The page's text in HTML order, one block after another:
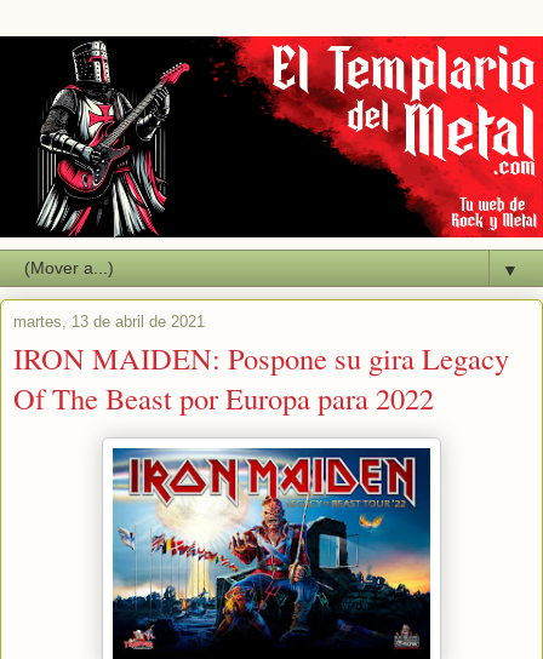
▼
martes, 13 de abril de 2021
IRON MAIDEN: Pospone su gira Legacy
Of The Beast por Europa para 2022